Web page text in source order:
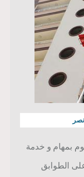
بمهام و خدمة
الطوابق